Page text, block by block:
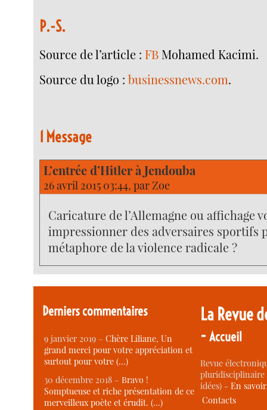
P.-S.
Source de l’article : FB Mohamed Kacimi.
Source du logo :businessnews.com.
1 Message
L’entrée d’Hitler à Jendouba
26 avril 2015 03:44, par Zoe
Caricature de l’Allemagne ou affichage
impressionner des adversaires sportifs
métaphore de la violence radicale ?
Derniers commentaires
9 janvier 2019 –Chère Liliane, Un
grand merci pour votre appréciation et
surtout pour votre (…)
30 décembre 2018 –Bravo !
Somptueuse et riche présentation de ce
merveilleux poète et érudit. (…)
La Revue
-Accueil
Revue
idées) -En
Contacts